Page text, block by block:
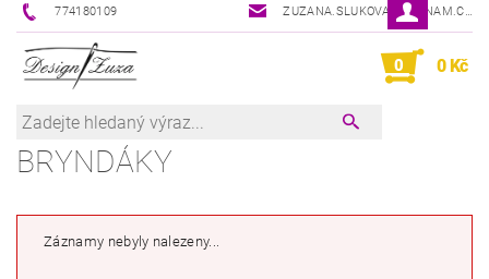
774180109 ZUZANA.SLUKOVA@SEZNAM.CZ
0 0 Kč
BRYNDÁKY
Záznamy nebyly nalezeny...